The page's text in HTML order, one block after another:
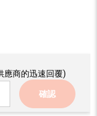
應商的迅速回覆)
確認